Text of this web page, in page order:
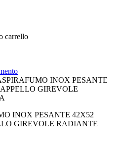
carrello
INOX PESANTE
GIREVOLE